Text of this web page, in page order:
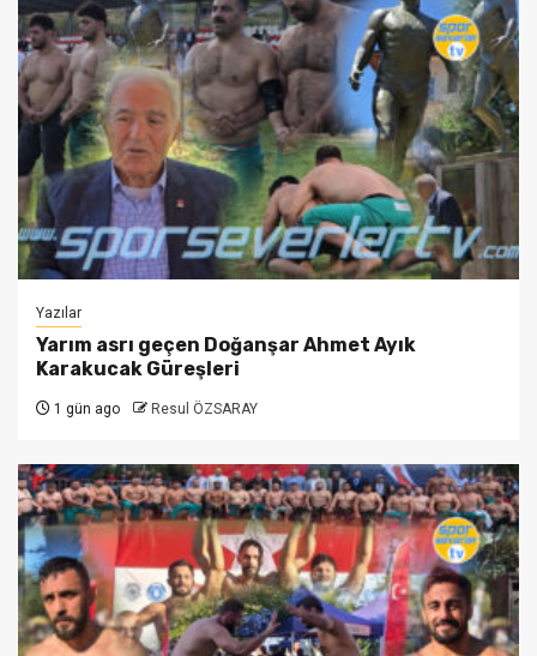
Yazılar
Yarım asrı geçen Doğanşar Ahmet Ayık
Karakucak Güreşleri
1 gün ago Resul ÖZSARAY